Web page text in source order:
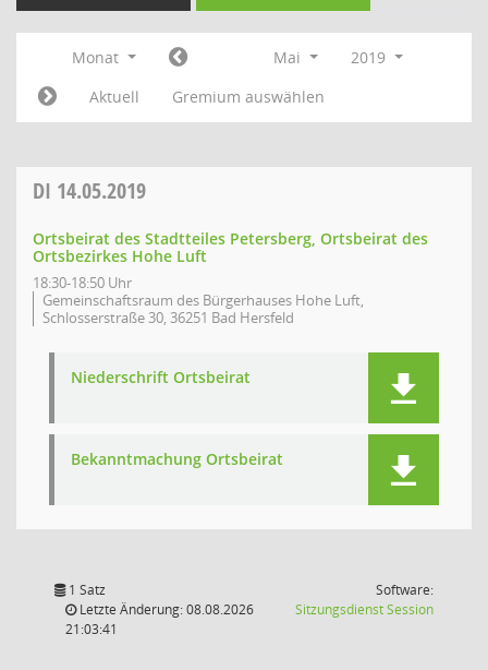
Monat Mai
2019
Aktuell
Gremium auswählen
DI 14.05.2019
Ortsbeirat des Stadtteiles Petersberg, Ortsbeirat des
Ortsbezirkes Hohe Luft
18:30-18:50 Uhr
Gemeinschaftsraum des Bürgerhauses Hohe Luft,
Schlosserstraße 30, 36251 Bad Hersfeld
Niederschrift Ortsbeirat
Bekanntmachung Ortsbeirat
1 Satz
Letzte Änderung: 08.08.2026
21:03:41
Software:
SitzungsdienstSession(Wird in